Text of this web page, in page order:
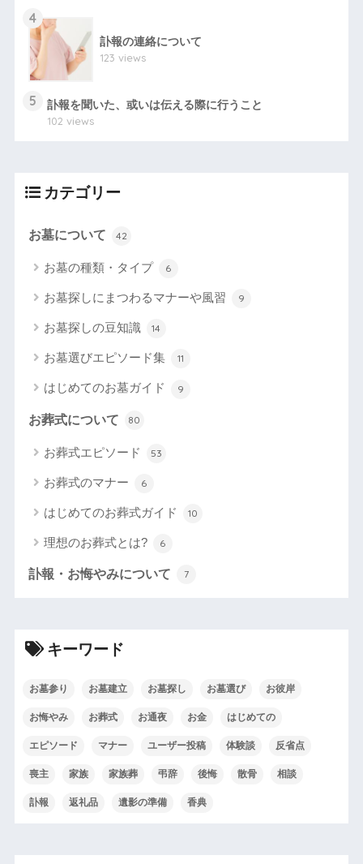
4
訃報の連絡について
123 views
5
訃報を聞いた、或いは伝える際に行うこと
102 views
カテゴリー
お墓について 42
お墓の種類・タイプ 6
お墓探しにまつわるマナーや風習 9
お墓探しの豆知識 14
お墓選びエピソード集 11
はじめてのお墓ガイド 9
お葬式について 80
お葬式エピソード 53
お葬式のマナー 6
はじめてのお葬式ガイド 10
理想のお葬式とは? 6
訃報・お悔やみについて 7
キーワード
お墓参り お墓建立 お墓探し お墓選び お彼岸
お悔やみ お葬式 お通夜 お金 はじめての
エピソード マナー ユーザー投稿 体験談 反省点
喪主 家族 家族葬 弔辞 後悔 散骨 相談
訃報 返礼品 遺影の準備 香典